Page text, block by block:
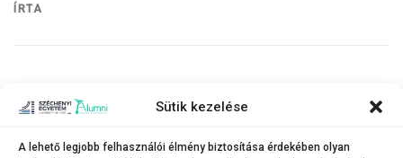
Sütik kezelése
A lehető legjobb felhasználói élmény biztosítása érdekében olyan
ÍRTA